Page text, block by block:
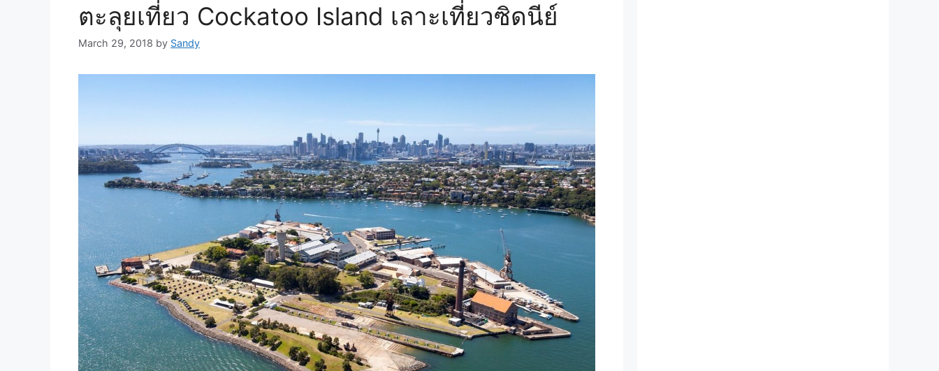
ตะลุยเที่ยว Cockatoo Island เลาะเที่ยวซิดนีย์
March 29, 2018 by Sandy